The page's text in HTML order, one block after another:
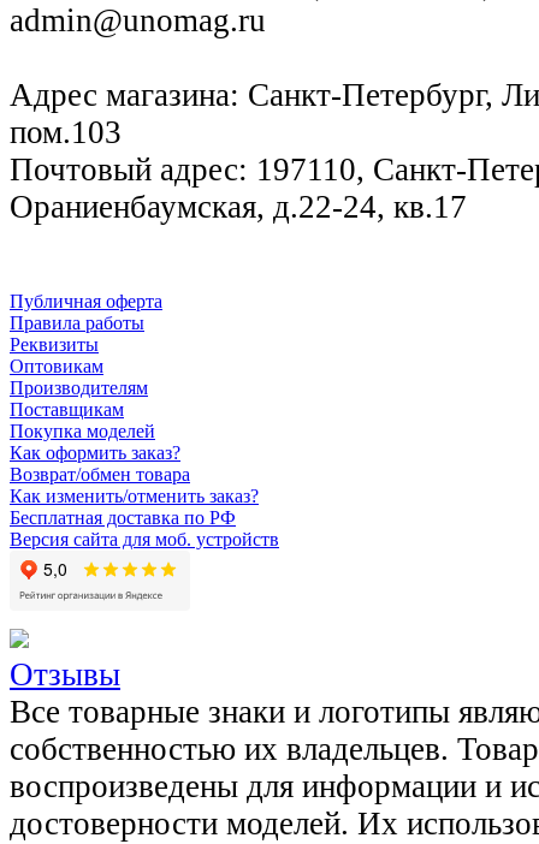
admin@unomag.ru
Адрес магазина: Санкт-Петербург,
пом.103
Почтовый адрес: 197110, Санкт-
Ораниенбаумская, д.22-24, кв.17
Публичная оферта
Правила работы
Реквизиты
Оптовикам
Производителям
Поставщикам
Покупка моделей
Как оформить заказ?
Возврат/обмен товара
Как изменить/отменить заказ?
Бесплатная доставка по РФ
Версия сайта для моб. устройств
Отзывы
Все товарные знаки и логотипы
собственностью их владельцев.
воспроизведены для информации и
достоверности моделей. Их